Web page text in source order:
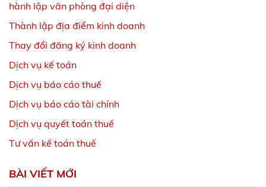
hành lập văn phòng đại diện
Thành lập địa điểm kinh doanh
Thay đổi đăng ký kinh doanh
Dịch vụ kế toán
Dịch vụ báo cáo thuế
Dịch vụ báo cáo tài chính
Dịch vụ quyết toán thuế
Tư vấn kế toán thuế
BÀI VIẾT MỚI